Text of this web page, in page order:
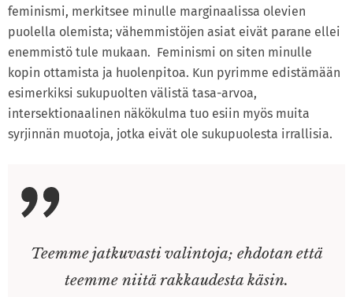
feminismi, merkitsee minulle marginaalissa olevien
puolella olemista; vähemmistöjen asiat eivät parane ellei
enemmistö tule mukaan. Feminismi on siten minulle
kopin ottamista ja huolenpitoa. Kun pyrimme edistämään
esimerkiksi sukupuolten välistä tasa-arvoa,
intersektionaalinen näkökulma tuo esiin myös muita
syrjinnän muotoja, jotka eivät ole sukupuolesta irrallisia.
Teemme jatkuvasti valintoja; ehdotan että
teemme niitä rakkaudesta käsin.